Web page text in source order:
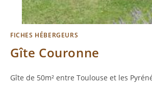
FICHES HÉBERGEURS
Gîte Couronne
Gîte de 50m² entre Toulouse et les